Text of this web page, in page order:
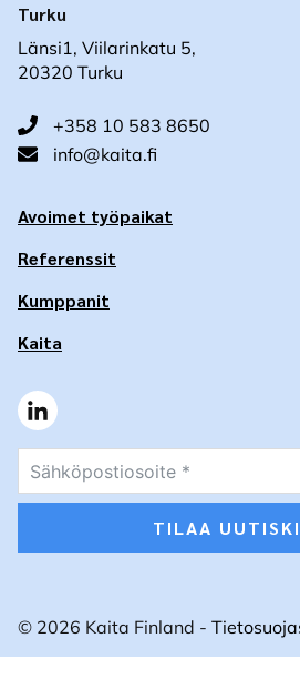
Turku
Länsi1, Viilarinkatu 5,
20320 Turku
+358 10 583 8650
info@kaita.fi
Avoimet työpaikat
Referenssit
Kumppanit
Kaita
TILAA
© 2026 Kaita Finland -